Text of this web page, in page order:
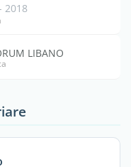
2018
LIBANO